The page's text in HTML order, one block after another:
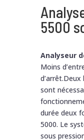
5500
Analyseur
Moins
sont
durée deux
5000. Le
sous